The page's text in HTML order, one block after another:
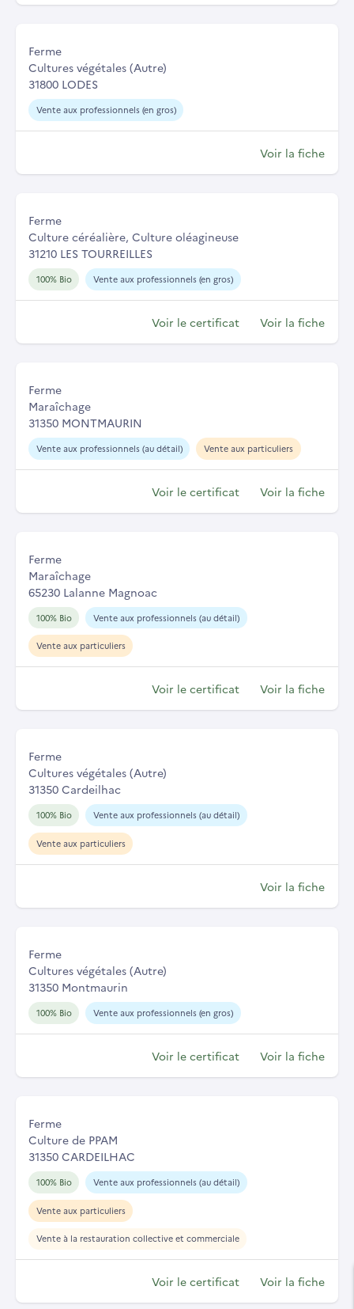
Ferme
Cultures végétales (Autre)
31800 LODES
Vente aux professionnels (en gros)
Voir la fiche
Ferme
Culture céréalière, Culture oléagineuse
31210 LES TOURREILLES
100% Bio Vente aux professionnels (en gros)
Voir le certificat Voir la fiche
Ferme
Maraîchage
31350 MONTMAURIN
Vente aux professionnels (au détail) Vente aux particuliers
Voir le certificat Voir la fiche
Ferme
Maraîchage
65230 Lalanne Magnoac
100% Bio Vente aux professionnels (au détail)
Vente aux particuliers
Voir le certificat Voir la fiche
Ferme
Cultures végétales (Autre)
31350 Cardeilhac
100% Bio Vente aux professionnels (au détail)
Vente aux particuliers
Voir la fiche
Ferme
Cultures végétales (Autre)
31350 Montmaurin
100% Bio Vente aux professionnels (en gros)
Voir le certificat Voir la fiche
Ferme
Culture de PPAM
31350 CARDEILHAC
100% Bio Vente aux professionnels (au détail)
Vente aux particuliers
Vente à la restauration collective et commerciale
Voir le certificat Voir la fiche